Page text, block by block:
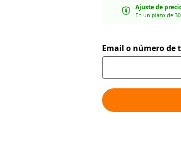
Ajuste de
En un plazo de
Email o número de